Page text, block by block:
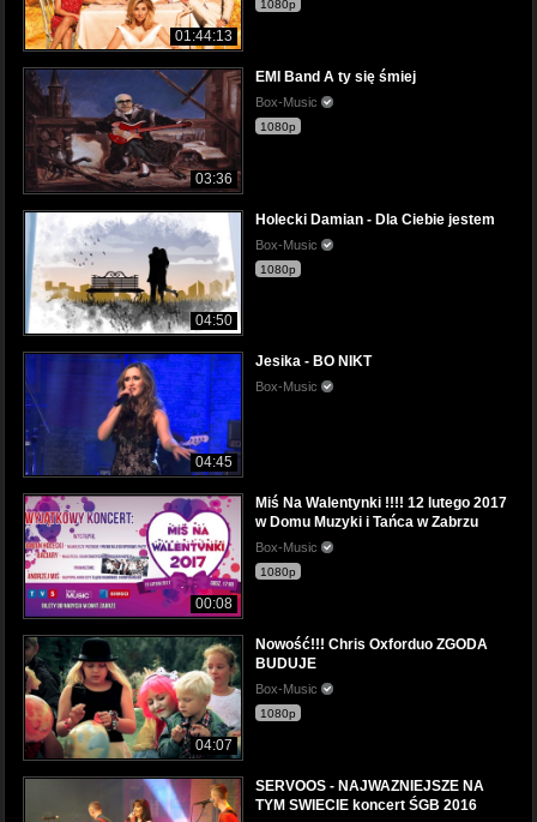
01:44:13
1080p
03:36
EMI Band A ty się śmiej
Box-Music
1080p
04:50
Holecki Damian - Dla Ciebie jestem
Box-Music
1080p
04:45
Jesika - BO NIKT
Box-Music
00:08
Miś Na Walentynki !!!! 12 lutego 2017
w Domu Muzyki i Tańca w Zabrzu
Box-Music
1080p
04:07
Nowość!!! Chris Oxforduo ZGODA
BUDUJE
Box-Music
1080p
SERVOOS - NAJWAZNIEJSZE NA
TYM SWIECIE koncert ŚGB 2016